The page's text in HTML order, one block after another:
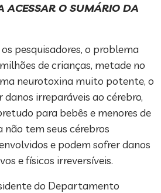
ACESSAR O SUMÁRIO DA
pesquisadores, o problema
de crianças, metade no
neurotoxina muito potente, o
irreparáveis ao cérebro,
para bebês e menores de
não tem seus cérebros
e podem sofrer danos
e físicos irreversíveis.
do Departamento